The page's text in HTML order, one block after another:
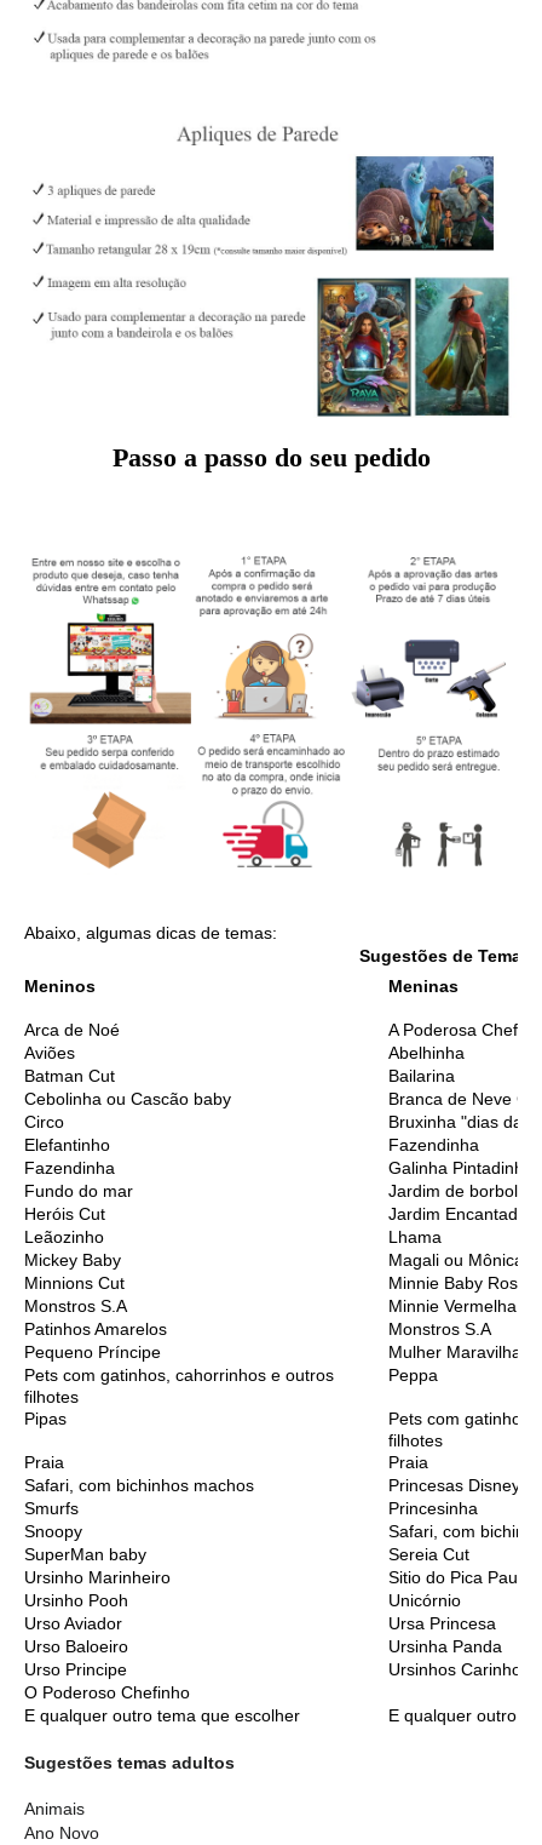
Passo a passo do seu pedido
Abaixo, algumas dicas de temas:
Sugestões de Temas
Meninos
Meninas
Arca de Noé
A Poderosa
Aviões
Abelhinha
Batman Cut
Bailarina
Cebolinha ou Cascão baby
Branca de Neve Cut
Circo
Bruxinha "dias das
Elefantinho
Fazendinha
Fazendinha
Galinha Pintadinha
Fundo do mar
Jardim de
Heróis Cut
Jardim Encantado
Leãozinho
Lhama
Mickey Baby
Magali ou Mônica
Minnions Cut
Minnie Baby Rosa
Monstros S.A
Minnie Vermelha
Patinhos Amarelos
Monstros S.A
Pequeno Príncipe
Mulher Maravilha
Pets com gatinhos, cahorrinhos e outros
filhotes
Peppa
Pipas
Pets com
filhotes
Praia
Praia
Safari, com bichinhos machos
Princesas Disney
Smurfs
Princesinha
Snoopy
Safari, com
SuperMan baby
Sereia Cut
Ursinho Marinheiro
Sitio do Pica Pau
Ursinho Pooh
Unicórnio
Urso Aviador
Ursa Princesa
Urso Baloeiro
Ursinha Panda
Urso Principe
Ursinhos
O Poderoso Chefinho
E qualquer outro tema que escolher
E qualquer outro
Sugestões temas adultos
Animais
Ano Novo